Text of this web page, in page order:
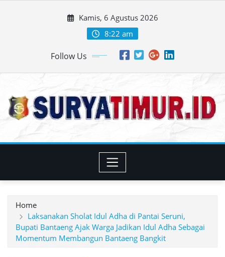
Kamis, 6 Agustus 2026
8:22 am
Follow Us
Home
Laksanakan Sholat Idul Adha di Pantai Seruni,
Bupati Bantaeng Ajak Warga Jadikan Idul Adha Sebagai
Momentum Membangun Bantaeng Bangkit